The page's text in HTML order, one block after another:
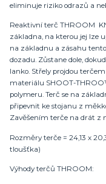
eliminuje riziko odrazů a
Reaktivní terč THROOM
základna, na kterou jej lze
na základnu a zásahu
dozadu. Zůstane dole,
lanko. Střely projdou
materiálu SHOOT-
polymeru. Terč se na
připevnit ke stojanu z
Zavěšením terče na drát z
Rozměry terče = 24,13 x
tloušťka)
Výhody terčů THROOM: